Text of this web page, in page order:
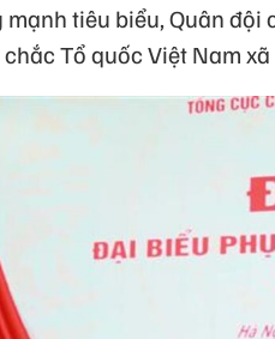
tiêu biểu, Quân đội
Tổ quốc Việt Nam